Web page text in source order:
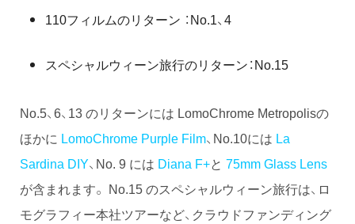
110フィルムのリターン ：No.1、4
スペシャルウィーン旅行のリターン：No.15
No.5、6、13 のリターンには LomoChrome Metropolisの
ほかに LomoChrome Purple Film、No.10には La
Sardina DIY、No. 9 には Diana F+と 75mm Glass Lens
が含まれます。 No.15 のスペシャルウィーン旅行は、ロ
モグラフィー本社ツアーなど、クラウドファンディング